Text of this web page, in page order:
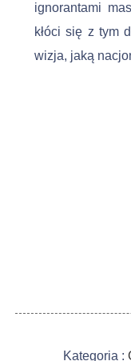
ignorantami
kłóci się z tym
wizja, ja­ką
Kategoria :